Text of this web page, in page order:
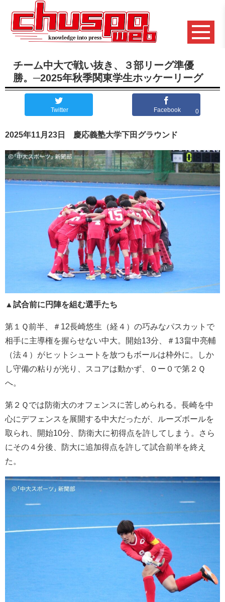
チーム中大で戦い抜き、３部リーグ準優
勝。─2025年秋季関東学生ホッケーリーグ
Twitter Facebook 0
2025年11月23日 慶応義塾大学下田グラウンド
▲試合前に円陣を組む選手たち
第１Ｑ前半、＃12長崎悠生（経４）の巧みなパスカットで
相手に主導権を握らせない中大。開始13分、＃13畠中亮輔
（法４）がヒットシュートを放つもボールは枠外に。しか
し守備の粘りが光り、スコアは動かず、０ー０で第２Ｑ
へ。
第２Ｑでは防衛大のオフェンスに苦しめられる。長崎を中
心にデフェンスを展開する中大だったが、ルーズボールを
取られ、開始10分、防衛大に初得点を許してしまう。さら
にその４分後、防大に追加得点を許して試合前半を終え
た。